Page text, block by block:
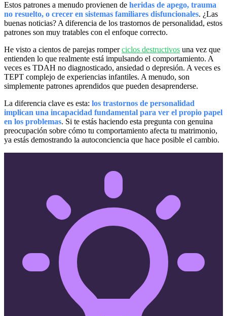
Estos patrones a menudo provienen de heridas de apego, trauma
no resuelto, o crecer en sistemas familiares disfuncionales. ¿Las
buenas noticias? A diferencia de los trastornos de personalidad, estos
patrones son muy tratables con el enfoque correcto.
He visto a cientos de parejas romperciclos destructivos una vez que
entienden lo que realmente está impulsando el comportamiento. A
veces es TDAH no diagnosticado, ansiedad o depresión. A veces es
TEPT complejo de experiencias infantiles. A menudo, son
simplemente patrones aprendidos que pueden desaprenderse.
La diferencia clave es esta: los trastornos de personalidad
implican una incapacidad fundamental para ver el propio papel
en los problemas. Si te estás haciendo esta pregunta con genuina
preocupación sobre cómo tu comportamiento afecta tu matrimonio,
ya estás demostrando la autoconciencia que hace posible el cambio.